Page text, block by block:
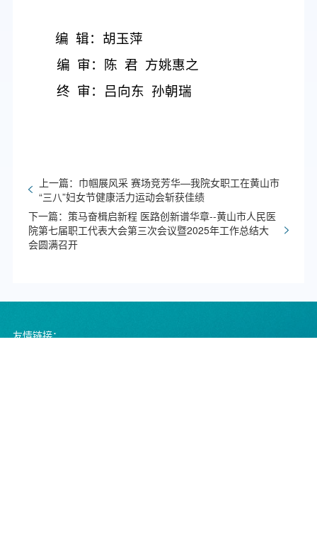
编 辑：胡玉萍
编 审：陈 君 方姚惠之
终 审：吕向东 孙朝瑞
上一篇：巾帼展风采 赛场竞芳华—我院女职工在黄山市
“三八”妇女节健康活力运动会斩获佳绩
下一篇：策马奋楫启新程 医路创新谱华章--黄山市人民医
院第七届职工代表大会第三次会议暨2025年工作总结大
会圆满召开
友情链接：